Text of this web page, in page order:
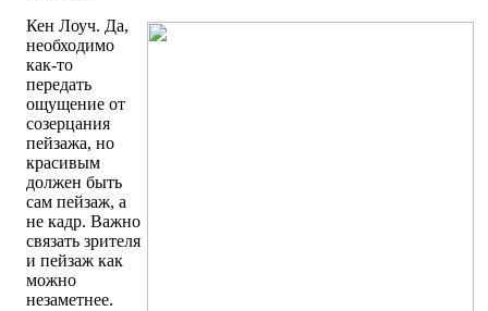
Кен Лоуч. Да,
необходимо
как-то
передать
ощущение от
созерцания
пейзажа, но
красивым
должен быть
сам пейзаж, а
не кадр. Важно
связать зрителя
и пейзаж как
можно
незаметнее.